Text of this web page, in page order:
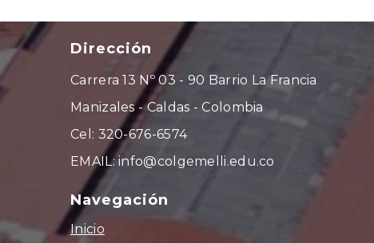
Dirección
Carrera 13 Nº 03 - 90 Barrio La Francia
Manizales - Caldas - Colombia
Cel: 320-676-6574
EMAIL: info@colgemelli.edu.co
Navegación
Inicio